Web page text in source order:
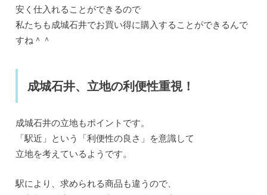
安く仕入れることができるので
私たちも成城石井でお買い得に購入することができるんで
すね＾＾
成城石井、立地の利便性重視！
成城石井の立地もポイントです。
「駅近」という「利便性の良さ」を意識して
立地を考えているようです。
駅により、求められる商品も違うので、